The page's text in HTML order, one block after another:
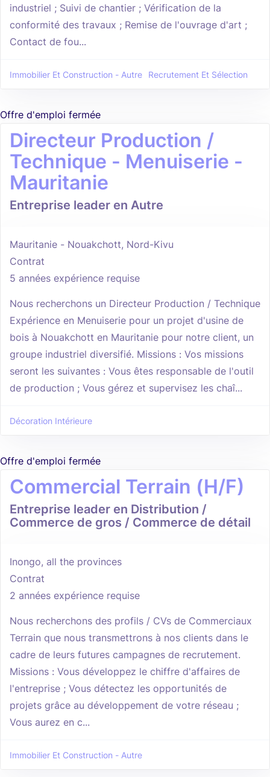
industriel ; Suivi de chantier ; Vérification de la
conformité des travaux ; Remise de l'ouvrage d'art ;
Contact de fou...
Immobilier Et Construction - Autre Recrutement Et Sélection
Offre d'emploi fermée
Directeur Production /
Technique - Menuiserie -
Mauritanie
Entreprise leader en Autre
Mauritanie - Nouakchott, Nord-Kivu
Contrat
5 années expérience requise
Nous recherchons un Directeur Production / Technique
Expérience en Menuiserie pour un projet d'usine de
bois à Nouakchott en Mauritanie pour notre client, un
groupe industriel diversifié. Missions : Vos missions
seront les suivantes : Vous êtes responsable de l'outil
de production ; Vous gérez et supervisez les chaî...
Décoration Intérieure
Offre d'emploi fermée
Commercial Terrain (H/F)
Entreprise leader en Distribution /
Commerce de gros / Commerce de détail
Inongo, all the provinces
Contrat
2 années expérience requise
Nous recherchons des profils / CVs de Commerciaux
Terrain que nous transmettrons à nos clients dans le
cadre de leurs futures campagnes de recrutement.
Missions : Vous développez le chiffre d'affaires de
l'entreprise ; Vous détectez les opportunités de
projets grâce au développement de votre réseau ;
Vous aurez en c...
Immobilier Et Construction - Autre